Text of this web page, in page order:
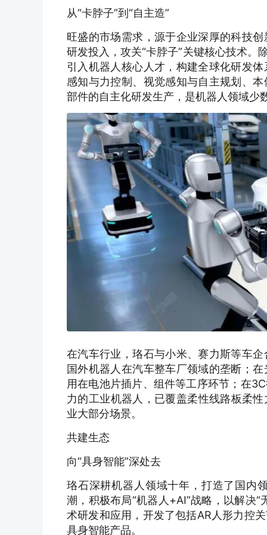
从“卡脖子”到“自主造”
旺盛的市场需求，源于企业深厚的科技
研发投入，攻关“卡脖子”关键核心技术。
引入机器人核心人才，构建全球化研发
感知与力控制、视觉感知与自主规划、
部件的自主化研发生产，是机器人领域少
在汽车行业，珞石与小米、赛力斯等车
国外机器人在汽车整车厂领域的垄断；
用在电池片插片、组件等工序环节；在
力的工业机器人，已覆盖柔性线路板柔
业大部分场景。
共建生态
向“具身智能”深处去
珞石深耕机器人领域十年，打造了国内
潮，积极布局“机器人+AI”战略，以解决
术研发和应用，开发了包括AR人形力控
具身智能产品。